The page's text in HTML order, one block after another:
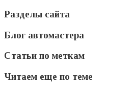
Разделы сайта
Блог автомастера
Статьи по меткам
Читаем еще по теме